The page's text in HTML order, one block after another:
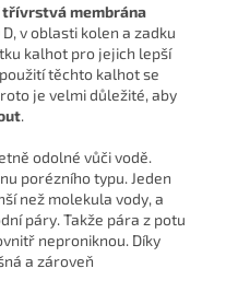
třívrstvá membrána
v oblasti kolen a zadku
kalhot pro jejich lepší
těchto kalhot se
je velmi důležité, aby
.
odolné vůči vodě.
porézního typu. Jeden
než molekula vody, a
páry. Takže pára z potu
neproniknou. Díky
a zároveň